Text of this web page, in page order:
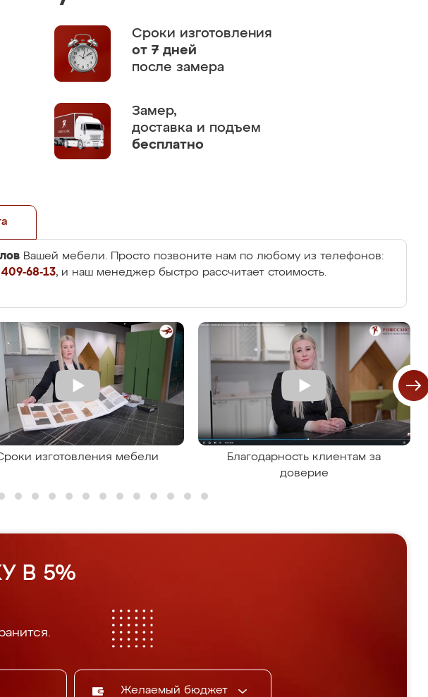
Сроки изготовления
от 7 дней
после замера
Замер,
доставка и подъем
бесплатно
Вашей мебели. Просто позвоните нам по любому из телефонов:
68-13, и наш менеджер быстро рассчитает стоимость.
изготовления мебели
Благодарность клиентам за
доверие
В 5%
Желаемый бюджет